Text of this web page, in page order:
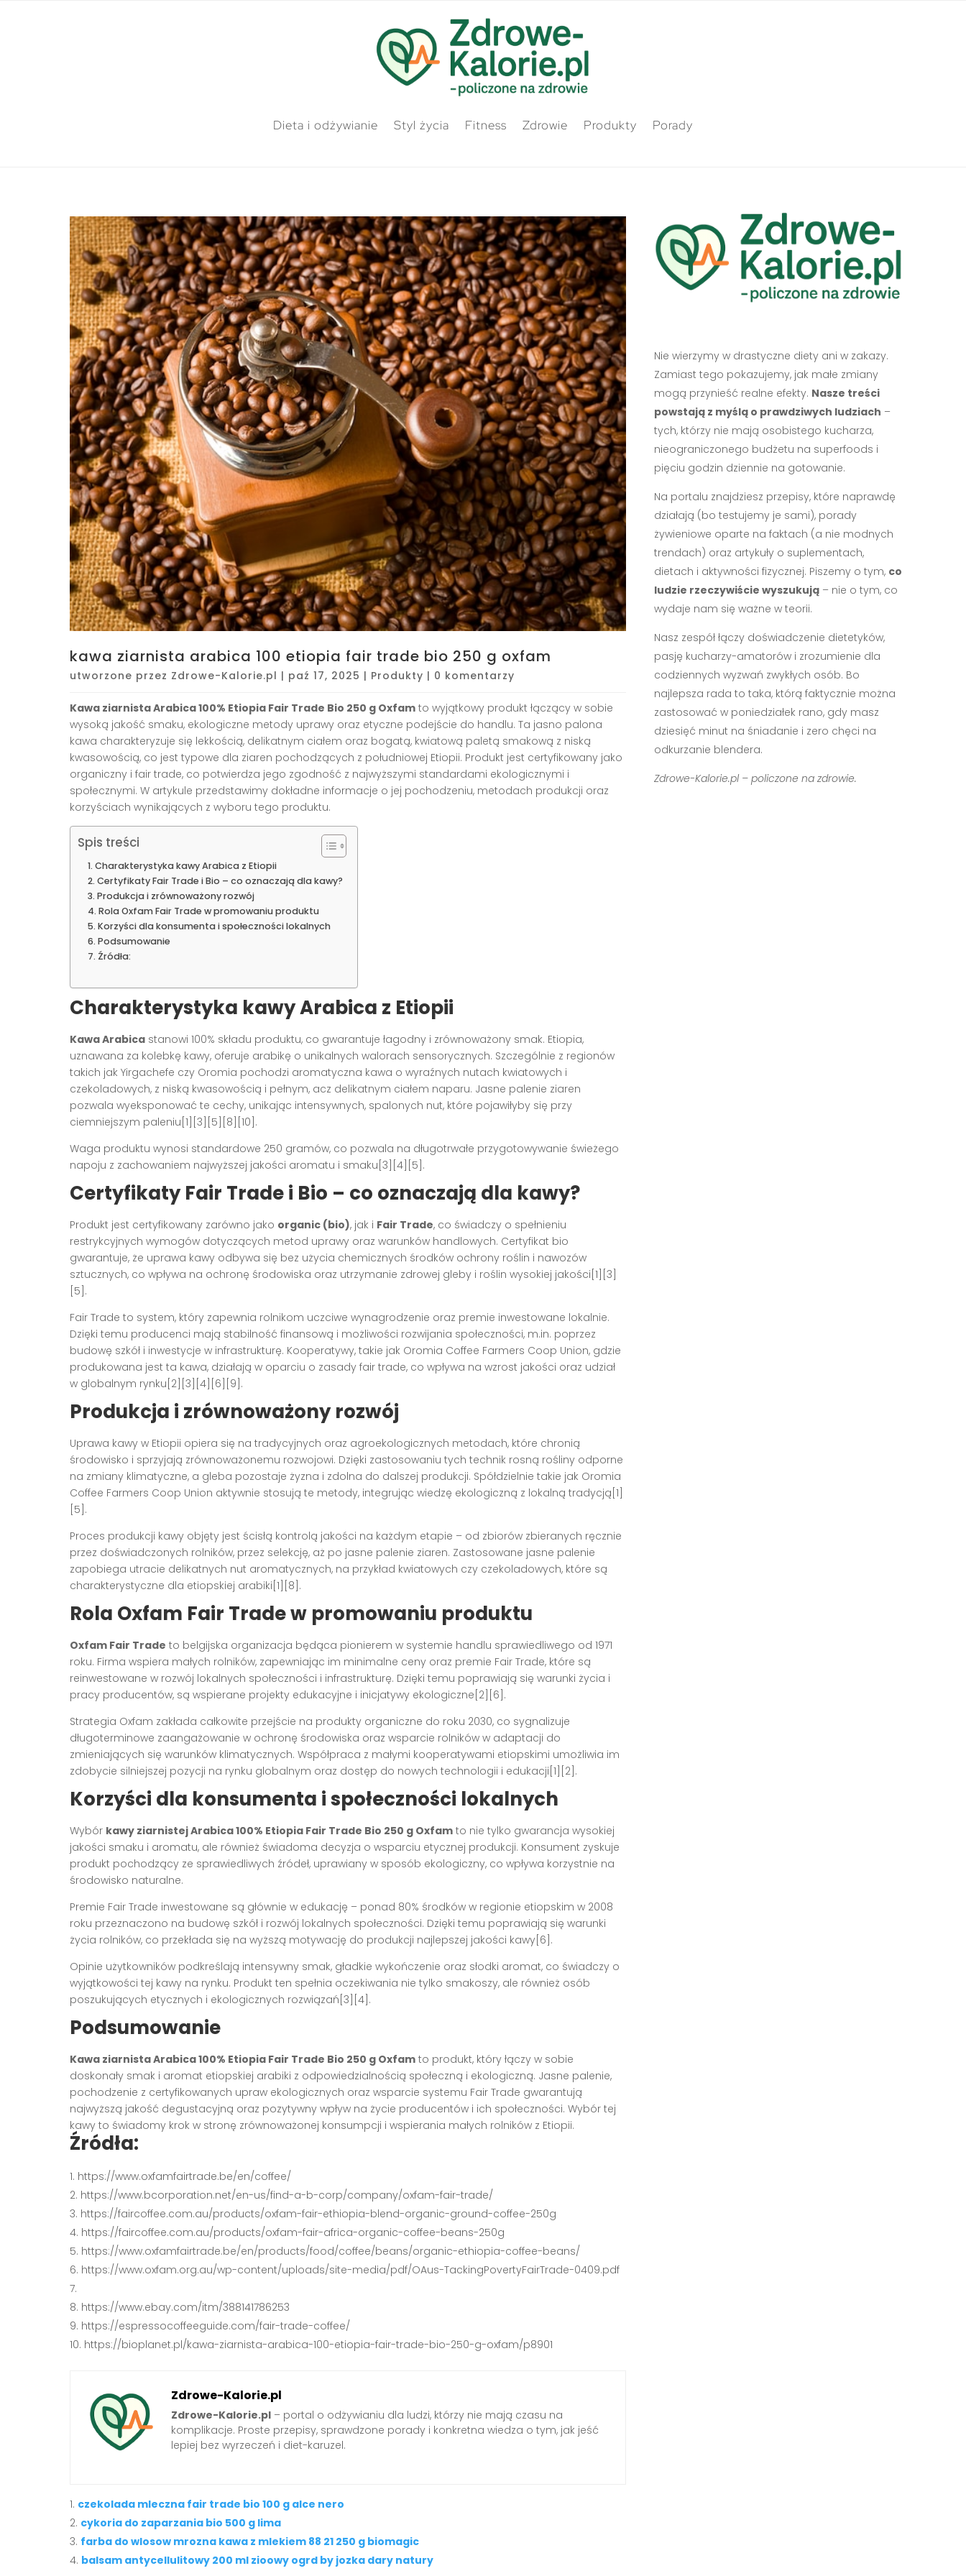
Dieta i odżywianie Styl życia Fitness Zdrowie Produkty Porady
kawa ziarnista arabica 100 etiopia fair trade bio 250 g oxfam
utworzone przez Zdrowe-Kalorie.pl | paź 17, 2025 | Produkty | 0 komentarzy
Kawa ziarnista Arabica 100% Etiopia Fair Trade Bio 250 g Oxfam to wyjątkowy produkt łączący w sobie
wysoką jakość smaku, ekologiczne metody uprawy oraz etyczne podejście do handlu. Ta jasno palona
kawa charakteryzuje się lekkością, delikatnym ciałem oraz bogatą, kwiatową paletą smakową z niską
kwasowością, co jest typowe dla ziaren pochodzących z południowej Etiopii. Produkt jest certyfikowany jako
organiczny i fair trade, co potwierdza jego zgodność z najwyższymi standardami ekologicznymi i
społecznymi. W artykule przedstawimy dokładne informacje o jej pochodzeniu, metodach produkcji oraz
korzyściach wynikających z wyboru tego produktu.
Spis treści
Charakterystyka kawy Arabica z Etiopii
Certyfikaty Fair Trade i Bio – co oznaczają dla kawy?
Produkcja i zrównoważony rozwój
Rola Oxfam Fair Trade w promowaniu produktu
Korzyści dla konsumenta i społeczności lokalnych
Podsumowanie
Źródła:
Charakterystyka kawy Arabica z Etiopii
Kawa Arabica stanowi 100% składu produktu, co gwarantuje łagodny i zrównoważony smak. Etiopia,
uznawana za kolebkę kawy, oferuje arabikę o unikalnych walorach sensorycznych. Szczególnie z regionów
takich jak Yirgachefe czy Oromia pochodzi aromatyczna kawa o wyraźnych nutach kwiatowych i
czekoladowych, z niską kwasowością i pełnym, acz delikatnym ciałem naparu. Jasne palenie ziaren
pozwala wyeksponować te cechy, unikając intensywnych, spalonych nut, które pojawiłyby się przy
ciemniejszym paleniu[1][3][5][8][10].
Waga produktu wynosi standardowe 250 gramów, co pozwala na długotrwałe przygotowywanie świeżego
napoju z zachowaniem najwyższej jakości aromatu i smaku[3][4][5].
Certyfikaty Fair Trade i Bio – co oznaczają dla kawy?
Produkt jest certyfikowany zarówno jako organic (bio), jak i Fair Trade, co świadczy o spełnieniu
restrykcyjnych wymogów dotyczących metod uprawy oraz warunków handlowych. Certyfikat bio
gwarantuje, że uprawa kawy odbywa się bez użycia chemicznych środków ochrony roślin i nawozów
sztucznych, co wpływa na ochronę środowiska oraz utrzymanie zdrowej gleby i roślin wysokiej jakości[1][3]
[5].
Fair Trade to system, który zapewnia rolnikom uczciwe wynagrodzenie oraz premie inwestowane lokalnie.
Dzięki temu producenci mają stabilność finansową i możliwości rozwijania społeczności, m.in. poprzez
budowę szkół i inwestycje w infrastrukturę. Kooperatywy, takie jak Oromia Coffee Farmers Coop Union, gdzie
produkowana jest ta kawa, działają w oparciu o zasady fair trade, co wpływa na wzrost jakości oraz udział
w globalnym rynku[2][3][4][6][9].
Produkcja i zrównoważony rozwój
Uprawa kawy w Etiopii opiera się na tradycyjnych oraz agroekologicznych metodach, które chronią
środowisko i sprzyjają zrównoważonemu rozwojowi. Dzięki zastosowaniu tych technik rosną rośliny odporne
na zmiany klimatyczne, a gleba pozostaje żyzna i zdolna do dalszej produkcji. Spółdzielnie takie jak Oromia
Coffee Farmers Coop Union aktywnie stosują te metody, integrując wiedzę ekologiczną z lokalną tradycją[1]
[5].
Proces produkcji kawy objęty jest ścisłą kontrolą jakości na każdym etapie – od zbiorów zbieranych ręcznie
przez doświadczonych rolników, przez selekcję, aż po jasne palenie ziaren. Zastosowane jasne palenie
zapobiega utracie delikatnych nut aromatycznych, na przykład kwiatowych czy czekoladowych, które są
charakterystyczne dla etiopskiej arabiki[1][8].
Rola Oxfam Fair Trade w promowaniu produktu
Oxfam Fair Trade to belgijska organizacja będąca pionierem w systemie handlu sprawiedliwego od 1971
roku. Firma wspiera małych rolników, zapewniając im minimalne ceny oraz premie Fair Trade, które są
reinwestowane w rozwój lokalnych społeczności i infrastrukturę. Dzięki temu poprawiają się warunki życia i
pracy producentów, są wspierane projekty edukacyjne i inicjatywy ekologiczne[2][6].
Strategia Oxfam zakłada całkowite przejście na produkty organiczne do roku 2030, co sygnalizuje
długoterminowe zaangażowanie w ochronę środowiska oraz wsparcie rolników w adaptacji do
zmieniających się warunków klimatycznych. Współpraca z małymi kooperatywami etiopskimi umożliwia im
zdobycie silniejszej pozycji na rynku globalnym oraz dostęp do nowych technologii i edukacji[1][2].
Korzyści dla konsumenta i społeczności lokalnych
Wybór kawy ziarnistej Arabica 100% Etiopia Fair Trade Bio 250 g Oxfam to nie tylko gwarancja wysokiej
jakości smaku i aromatu, ale również świadoma decyzja o wsparciu etycznej produkcji. Konsument zyskuje
produkt pochodzący ze sprawiedliwych źródeł, uprawiany w sposób ekologiczny, co wpływa korzystnie na
środowisko naturalne.
Premie Fair Trade inwestowane są głównie w edukację – ponad 80% środków w regionie etiopskim w 2008
roku przeznaczono na budowę szkół i rozwój lokalnych społeczności. Dzięki temu poprawiają się warunki
życia rolników, co przekłada się na wyższą motywację do produkcji najlepszej jakości kawy[6].
Opinie użytkowników podkreślają intensywny smak, gładkie wykończenie oraz słodki aromat, co świadczy o
wyjątkowości tej kawy na rynku. Produkt ten spełnia oczekiwania nie tylko smakoszy, ale również osób
poszukujących etycznych i ekologicznych rozwiązań[3][4].
Podsumowanie
Kawa ziarnista Arabica 100% Etiopia Fair Trade Bio 250 g Oxfam to produkt, który łączy w sobie
doskonały smak i aromat etiopskiej arabiki z odpowiedzialnością społeczną i ekologiczną. Jasne palenie,
pochodzenie z certyfikowanych upraw ekologicznych oraz wsparcie systemu Fair Trade gwarantują
najwyższą jakość degustacyjną oraz pozytywny wpływ na życie producentów i ich społeczności. Wybór tej
kawy to świadomy krok w stronę zrównoważonej konsumpcji i wspierania małych rolników z Etiopii.
Źródła:
https://www.oxfamfairtrade.be/en/coffee/
https://www.bcorporation.net/en-us/find-a-b-corp/company/oxfam-fair-trade/
https://faircoffee.com.au/products/oxfam-fair-ethiopia-blend-organic-ground-coffee-250g
https://faircoffee.com.au/products/oxfam-fair-africa-organic-coffee-beans-250g
https://www.oxfamfairtrade.be/en/products/food/coffee/beans/organic-ethiopia-coffee-beans/
https://www.oxfam.org.au/wp-content/uploads/site-media/pdf/OAus-TackingPovertyFairTrade-0409.pdf
https://www.ebay.com/itm/388141786253
https://espressocoffeeguide.com/fair-trade-coffee/
https://bioplanet.pl/kawa-ziarnista-arabica-100-etiopia-fair-trade-bio-250-g-oxfam/p8901
Zdrowe-Kalorie.pl
Zdrowe-Kalorie.pl – portal o odżywianiu dla ludzi, którzy nie mają czasu na
komplikacje. Proste przepisy, sprawdzone porady i konkretna wiedza o tym, jak jeść
lepiej bez wyrzeczeń i diet-karuzel.
czekolada mleczna fair trade bio 100 g alce nero
cykoria do zaparzania bio 500 g lima
farba do wlosow mrozna kawa z mlekiem 88 21 250 g biomagic
balsam antycellulitowy 200 ml zioowy ogrd by jozka dary natury
Nie wierzymy w drastyczne diety ani w zakazy.
Zamiast tego pokazujemy, jak małe zmiany
mogą przynieść realne efekty. Nasze treści
powstają z myślą o prawdziwych ludziach –
tych, którzy nie mają osobistego kucharza,
nieograniczonego budżetu na superfoods i
pięciu godzin dziennie na gotowanie.
Na portalu znajdziesz przepisy, które naprawdę
działają (bo testujemy je sami), porady
żywieniowe oparte na faktach (a nie modnych
trendach) oraz artykuły o suplementach,
dietach i aktywności fizycznej. Piszemy o tym, co
ludzie rzeczywiście wyszukują– nie o tym, co
wydaje nam się ważne w teorii.
Nasz zespół łączy doświadczenie dietetyków,
pasję kucharzy-amatorów i zrozumienie dla
codziennych wyzwań zwykłych osób. Bo
najlepsza rada to taka, którą faktycznie można
zastosować w poniedziałek rano, gdy masz
dziesięć minut na śniadanie i zero chęci na
odkurzanie blendera.
Zdrowe-Kalorie.pl – policzone na zdrowie.